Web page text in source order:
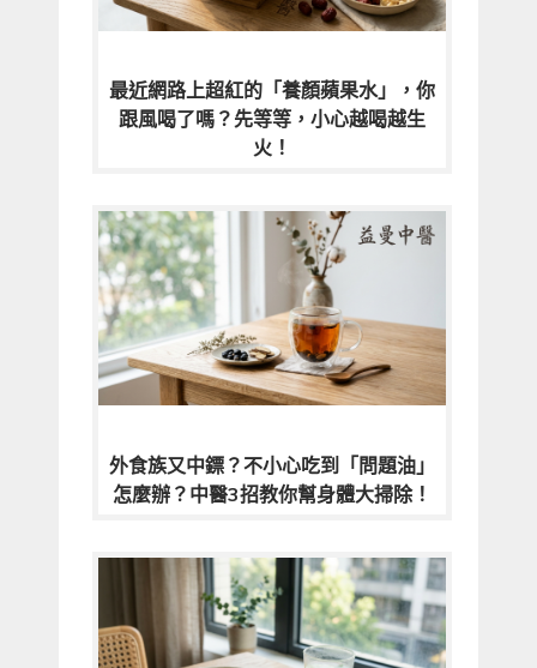
最近網路上超紅的「養顏蘋果水」，你
跟風喝了嗎？先等等，小心越喝越生
火！
外食族又中鏢？不小心吃到「問題油」
怎麼辦？中醫3招教你幫身體大掃除！